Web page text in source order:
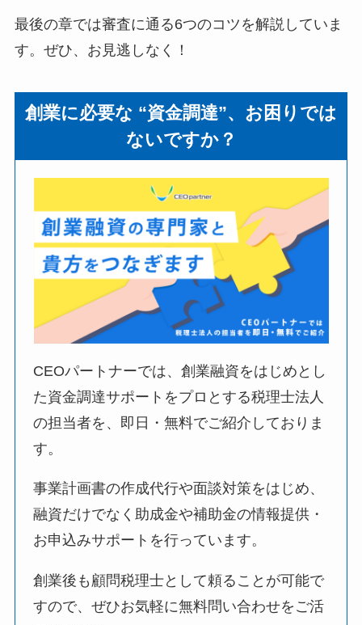
最後の章では審査に通る6つのコツを解説していま
す。ぜひ、お見逃しなく！
創業に必要な “資金調達”、お困りでは
ないですか？
CEOパートナーでは、創業融資をはじめとし
た資金調達サポートをプロとする税理士法人
の担当者を、即日・無料でご紹介しておりま
す。
事業計画書の作成代行や面談対策をはじめ、
融資だけでなく助成金や補助金の情報提供・
お申込みサポートを行っています。
創業後も顧問税理士として頼ることが可能で
すので、ぜひお気軽に無料問い合わせをご活